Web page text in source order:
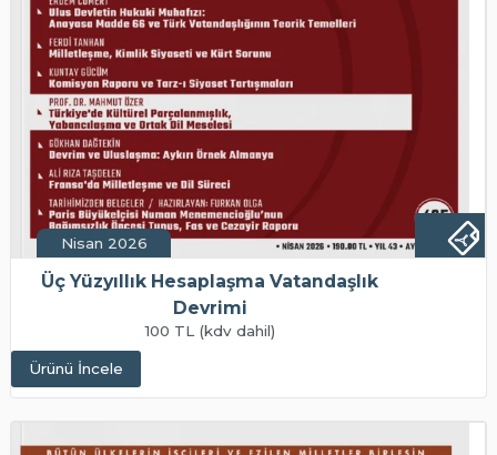
Nisan 2026
Üç Yüzyıllık Hesaplaşma Vatandaşlık
Devrimi
100 TL (kdv dahil)
Ürünü İncele